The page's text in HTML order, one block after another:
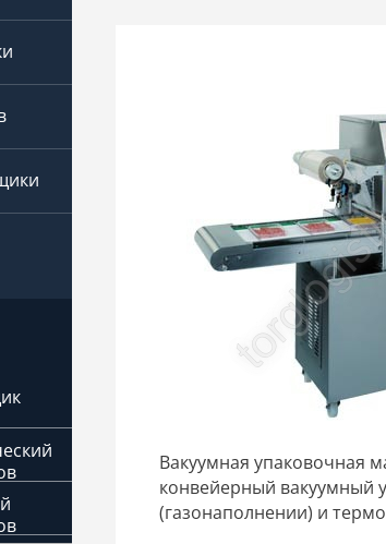
Вакуумная упаковочная
конвейерный вакуумный
(газонаполнении) и